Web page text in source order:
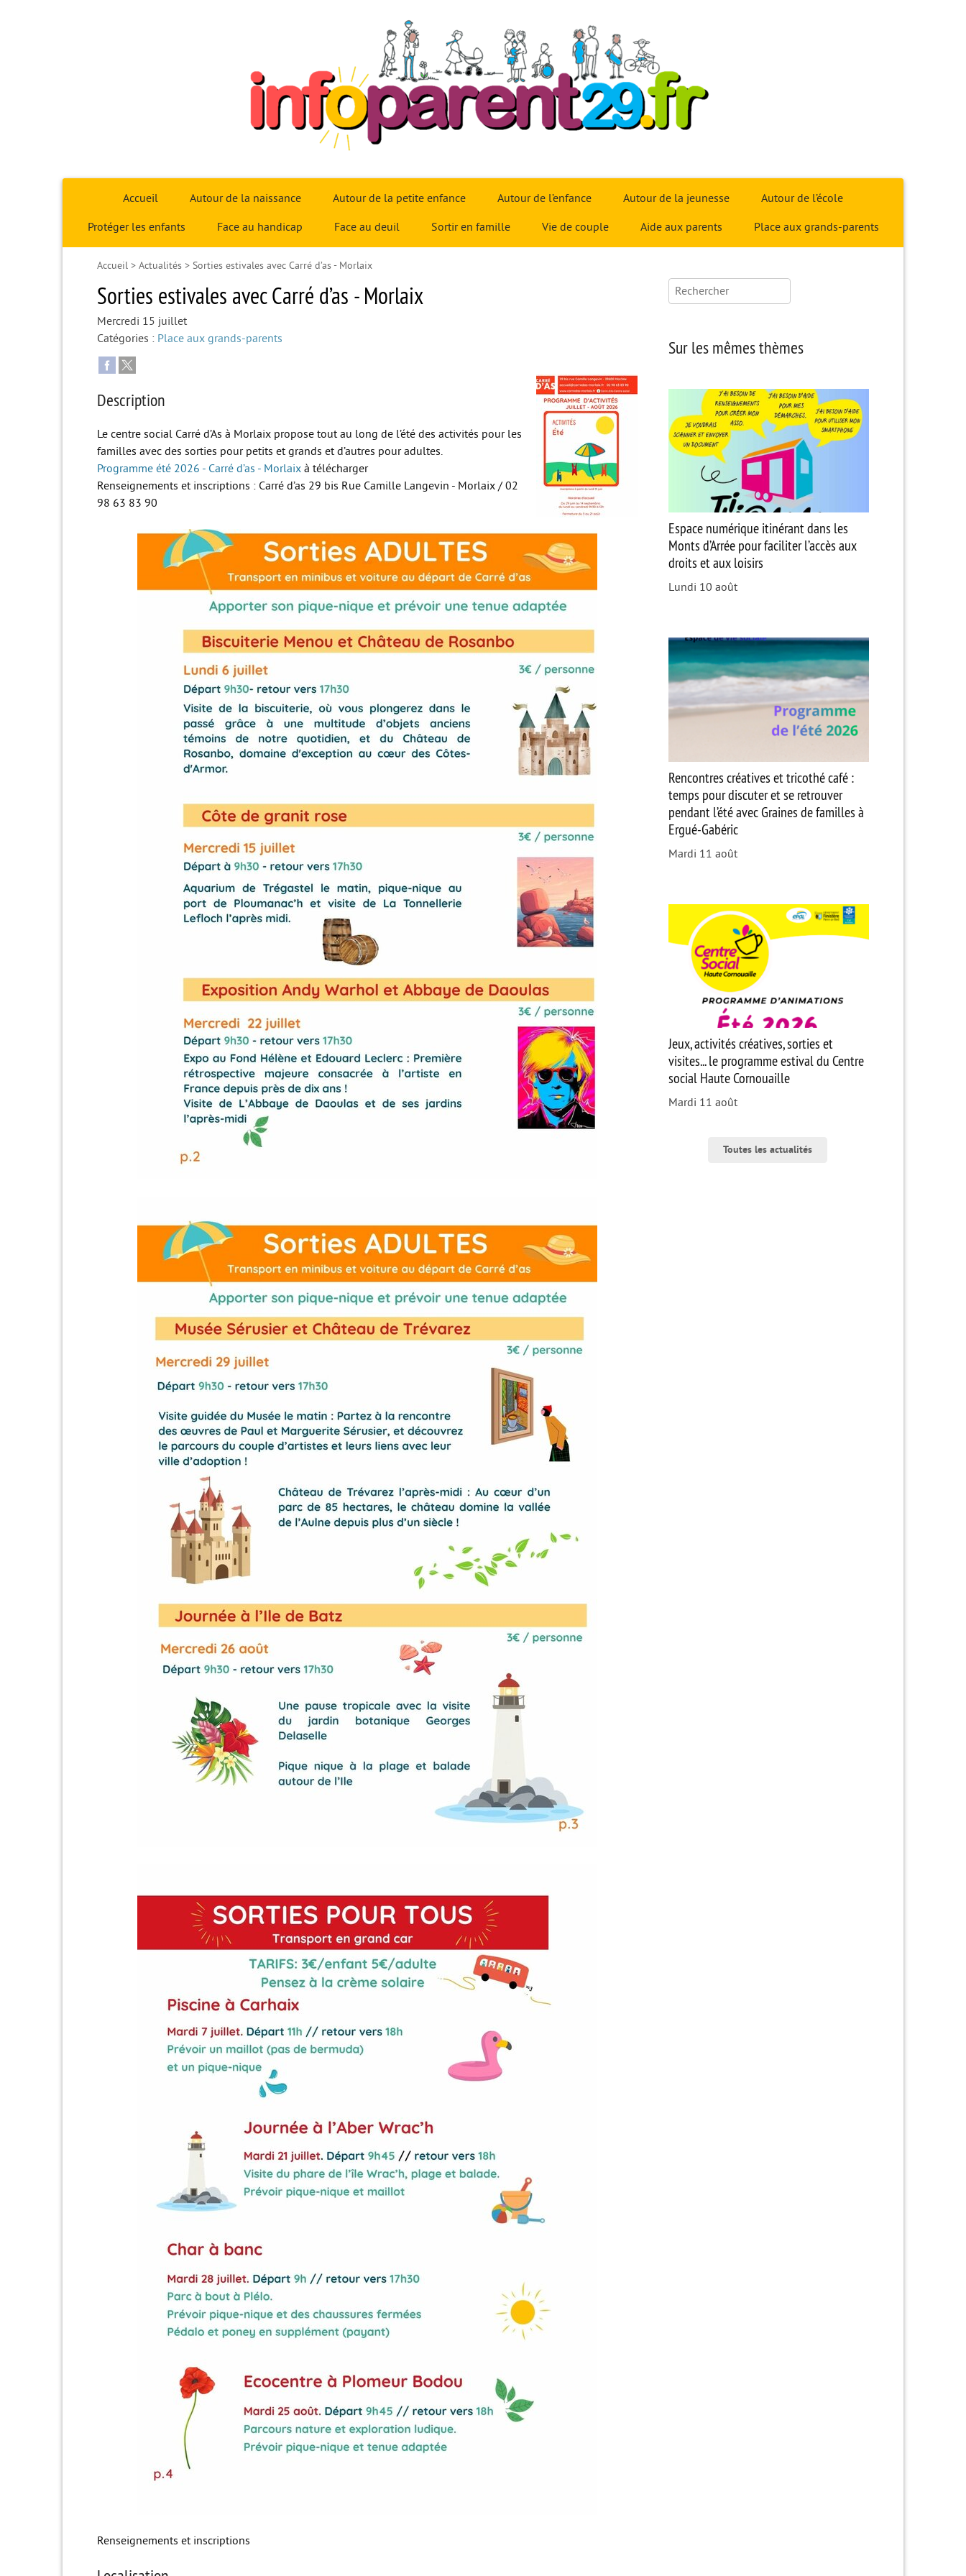
Infoparent29
Accueil Autour de la naissance Autour de la petite enfance Autour de l’enfance Autour de la jeunesse Autour de l’école
Protéger les enfants Face au handicap Face au deuil Sortir en famille Vie de couple Aide aux parents Place aux grands-parents
Accueil > Actualités > Sorties estivales avec Carré d’as - Morlaix
Sorties estivales avec Carré d’as - Morlaix
Mercredi 15 juillet
Catégories : Place aux grands-parents
Description
Le centre social Carré d’As à Morlaix propose tout au long de l’été des activités pour les
familles avec des sorties pour petits et grands et d’autres pour adultes.
Programme été 2026 - Carré d’as - Morlaix à télécharger
Renseignements et inscriptions : Carré d’as 29 bis Rue Camille Langevin - Morlaix / 02
98 63 83 90
Renseignements et inscriptions
Rechercher :
Sur les mêmes thèmes
Espace numérique itinérant dans les
Monts d’Arrée pour faciliter l’accès aux
droits et aux loisirs
Lundi 10 août
Rencontres créatives et tricothé café :
temps pour discuter et se retrouver
pendant l’été avec Graines de familles à
Ergué-Gabéric
Mardi 11 août
Jeux, activités créatives, sorties et
visites... le programme estival du Centre
social Haute Cornouaille
Mardi 11 août
Toutes les actualités